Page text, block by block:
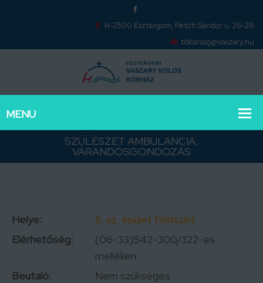
H-2500 Esztergom, Petőfi Sándor u. 26-28
titkarsag@vaszary.hu
SZÜLÉSZET AMBULANCIA,
VÁRANDÓSGONDOZÁS
Helye:
8. sz. épület földszint
Elérhetőség:
(06-33)542-300/322-es
melléken
Beutaló:
Nem szükséges